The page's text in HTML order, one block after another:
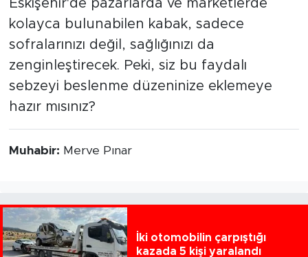
Eskişehir'de pazarlarda ve marketlerde
kolayca bulunabilen kabak, sadece
sofralarınızı değil, sağlığınızı da
zenginleştirecek. Peki, siz bu faydalı
sebzeyi beslenme düzeninize eklemeye
hazır mısınız?
Muhabir: Merve Pınar
İki otomobilin çarpıştığı
kazada 5 kişi yaralandı